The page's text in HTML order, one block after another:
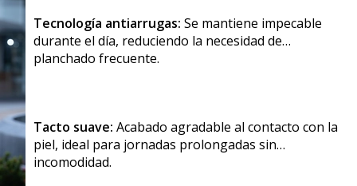
Tecnología antiarrugas: Se mantiene impecable
durante el día, reduciendo la necesidad de
planchado frecuente.
Tacto suave: Acabado agradable al contacto con la
piel, ideal para jornadas prolongadas sin
incomodidad.